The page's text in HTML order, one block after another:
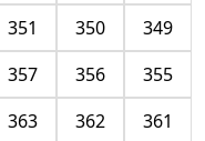
349
350
351
355
356
357
361
362
363